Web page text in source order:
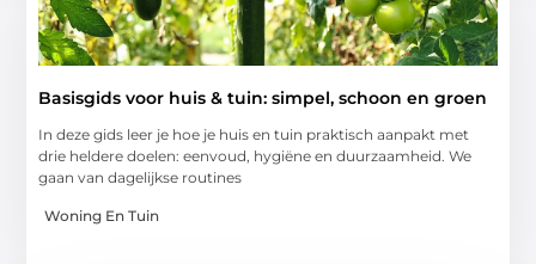
Basisgids voor huis & tuin: simpel, schoon en groen
In deze gids leer je hoe je huis en tuin praktisch aanpakt met
drie heldere doelen: eenvoud, hygiëne en duurzaamheid. We
gaan van dagelijkse routines
Woning En Tuin